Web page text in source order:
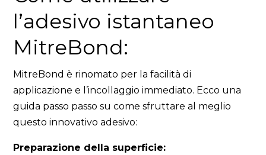
l’adesivo istantaneo
MitreBond:
MitreBond è rinomato per la facilità di
applicazione e l’incollaggio immediato. Ecco una
guida passo passo su come sfruttare al meglio
questo innovativo adesivo:
Preparazione della superficie: